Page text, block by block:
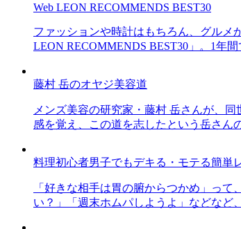
Web LEON RECOMMENDS BEST30
ファッションや時計はもちろん、グルメ
LEON RECOMMENDS BEST30」。1年
藤村 岳のオヤジ美容道
メンズ美容の研究家・藤村 岳さんが、
感を覚え、この道を志したという岳さん
料理初心者男子でもデキる・モテる簡単
「好きな相手は胃の腑からつかめ」っ
い？」「週末ホムパしようよ」などなど